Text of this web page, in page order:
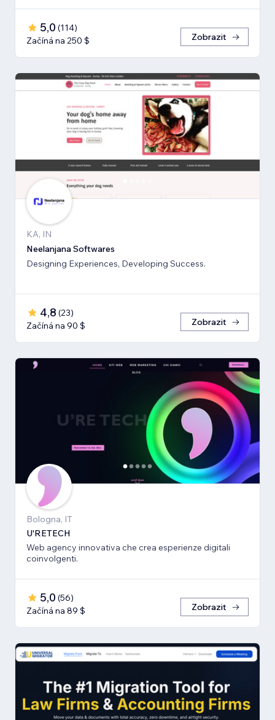
5,0 (114)
Začíná na 250 $
Zobrazit
KA, IN
Neelanjana Softwares
Designing Experiences, Developing Success.
4,8 (23)
Začíná na 90 $
Zobrazit
Bologna, IT
U'RETECH
Web agency innovativa che crea esperienze digitali
coinvolgenti.
5,0 (56)
Začíná na 89 $
Zobrazit